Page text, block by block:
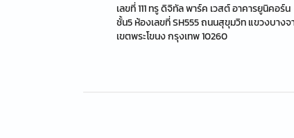
เลขที่ 111 ทรู ดิจิทัล พาร์ค เวสต์ อาคารยูนิคอร์น
ชั้น5 ห้องเลขที่ SH555 ถนนสุขุมวิท แขวงบางจ
เขตพระโขนง กรุงเทพ 10260